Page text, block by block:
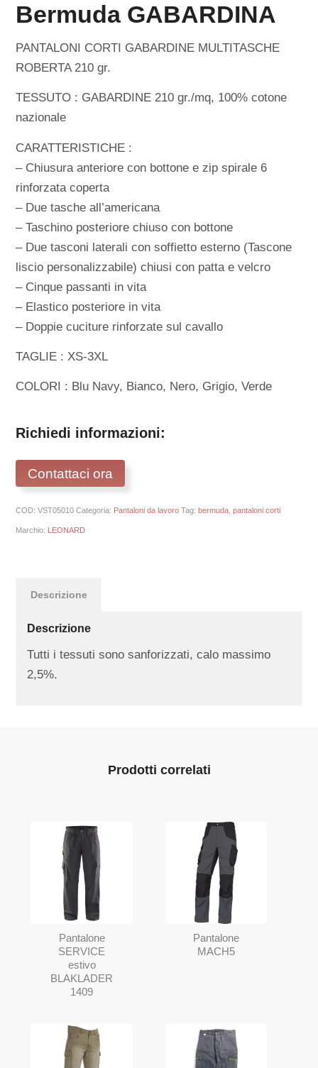
Bermuda GABARDINA
PANTALONI CORTI GABARDINE MULTITASCHE
ROBERTA 210 gr.
TESSUTO : GABARDINE 210 gr./mq, 100% cotone
nazionale
CARATTERISTICHE :
– Chiusura anteriore con bottone e zip spirale 6
rinforzata coperta
– Due tasche all’americana
– Taschino posteriore chiuso con bottone
– Due tasconi laterali con soffietto esterno (Tascone
liscio personalizzabile) chiusi con patta e velcro
– Cinque passanti in vita
– Elastico posteriore in vita
– Doppie cuciture rinforzate sul cavallo
TAGLIE : XS-3XL
COLORI : Blu Navy, Bianco, Nero, Grigio, Verde
Richiedi informazioni:
Contattaci ora
COD:VST05010 Categoria: Pantaloni da lavoro Tag: bermuda ,pantaloni corti
Marchio: LEONARD
Descrizione
Descrizione
Tutti i tessuti sono sanforizzati, calo massimo
2,5%.
Prodotti correlati
Pantalone
SERVICE
estivo
BLAKLADER
1409
Pantalone
MACH5